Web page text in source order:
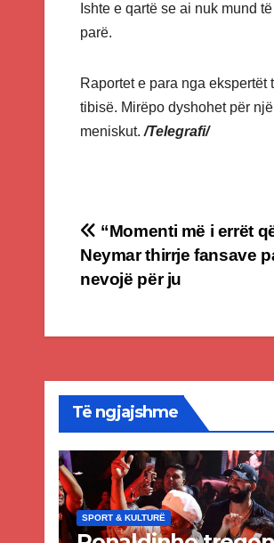
Ishte e qartë se ai nuk mund
parë.
Raportet e para nga
tibisë. Mirëpo dyshohet për
meniskut./Telegrafi/
Post
navigation
“Momenti më i errët
Neymar thirrje fansave
nevojë për ju
Të ngjajshme
SPORT & KULTURË